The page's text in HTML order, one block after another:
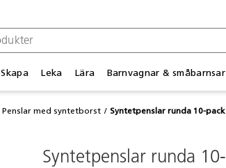
Skapa Leka Lära Barnvagnar &
Penslar med syntetborst Syntetpenslar runda 10-pack
Syntetpenslar runda